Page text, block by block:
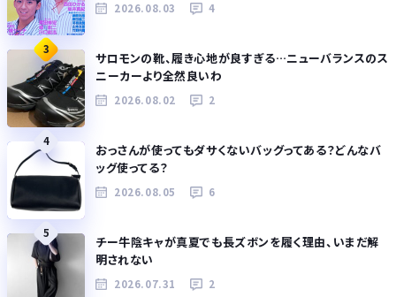
2026.08.03 4
3
サロモンの靴、履き心地が良すぎる…ニューバランスのス
ニーカーより全然良いわ
2026.08.02 2
4
おっさんが使ってもダサくないバッグってある？どんなバ
ッグ使ってる？
2026.08.05 6
5
チー牛陰キャが真夏でも長ズボンを履く理由、いまだ解
明されない
2026.07.31 2